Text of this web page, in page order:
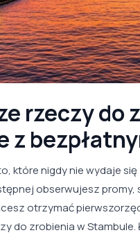
rzeczy do
z
które nigdy nie wydaje
obserwujesz
otrzymać
do zrobienia w